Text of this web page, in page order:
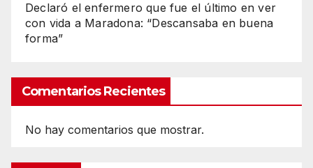
Declaró el enfermero que fue el último en ver
con vida a Maradona: “Descansaba en buena
forma”
Comentarios Recientes
No hay comentarios que mostrar.